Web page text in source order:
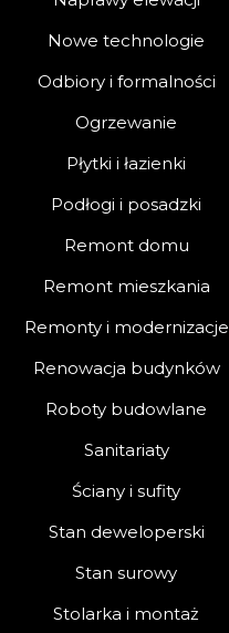
Nowe technologie
Odbiory i formalności
Ogrzewanie
Płytki i łazienki
Podłogi i posadzki
Remont domu
Remont mieszkania
Remonty i modernizacje
Renowacja budynków
Roboty budowlane
Sanitariaty
Ściany i sufity
Stan deweloperski
Stan surowy
Stolarka i montaż